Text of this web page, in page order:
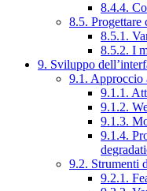
8.4.4.
8.5.
8.5.1.
8.5.2. I
9. Sviluppo
9.1. Approccio
9.1.1.
9.1.2.
9.1.3.
9.1.4.
9.2. Strumenti
9.2.1.